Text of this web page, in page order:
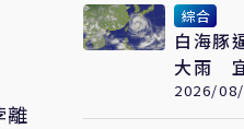
離
綜合
白海豚
大雨
極端高
2026/